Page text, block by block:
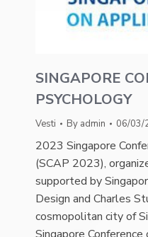
SINGAPORE
PSYCHOLOGY
Vesti By admin 06/03/
2023 Singapore
(SCAP 2023),
supported by
Design and Charles
cosmopolitan city of